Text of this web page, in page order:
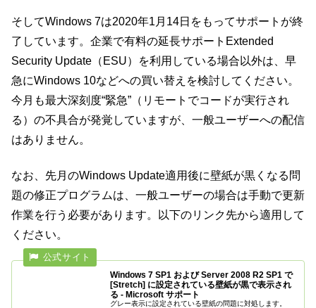
そしてWindows 7は2020年1月14日をもってサポートが終
了しています。企業で有料の延長サポートExtended
Security Update（ESU）を利用している場合以外は、早
急にWindows 10などへの買い替えを検討してください。
今月も最大深刻度“緊急”（リモートでコードが実行され
る）の不具合が発覚していますが、一般ユーザーへの配信
はありません。
なお、先月のWindows Update適用後に壁紙が黒くなる問
題の修正プログラムは、一般ユーザーの場合は手動で更新
作業を行う必要があります。以下のリンク先から適用して
ください。
Windows 7 SP1 および Server 2008 R2 SP1 で
[Stretch] に設定されている壁紙が黒で表示され
る - Microsoft サポート
グレー表示に設定されている壁紙の問題に対処します。